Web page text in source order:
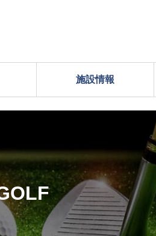
施設情報